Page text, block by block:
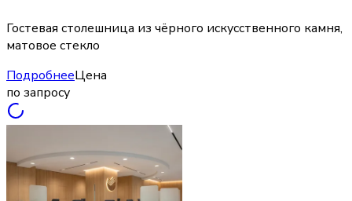
Гостевая столешница из чёрного искусственного камня,
матовое стекло
ПодробнееЦена
по запросу